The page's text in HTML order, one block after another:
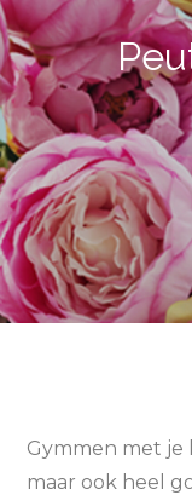
Gymmen met je
maar ook heel